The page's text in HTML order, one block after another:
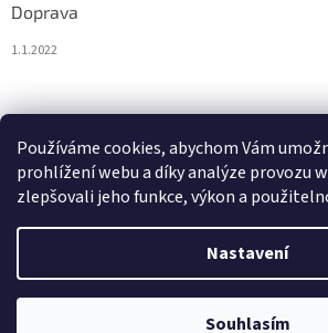
Používáme cookies, abychom Vám
prohlížení webu a díky analýze provozu
zlepšovali jeho funkce, výkon a
Nastavení
Souhlasím
Doprava
1.1.2022
0KS /0 €
Vytvořil Shoptet
BytoTex.eu. Všechna